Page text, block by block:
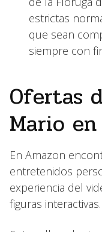
estrictas
que sean
siempre con
Ofertas
Mario
En Amazon
entretenidos
experiencia del
figuras interactivas.